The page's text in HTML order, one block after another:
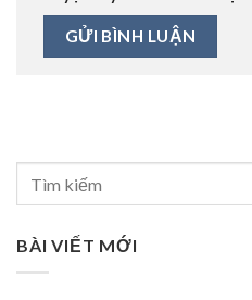
BÀI VIẾT MỚI